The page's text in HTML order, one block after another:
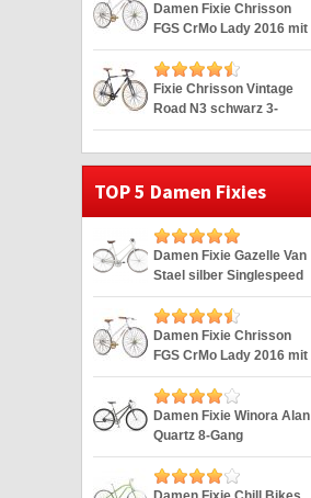
Damen Fixie Chrisson
FGS CrMo Lady 2016 mit
2G weiss 28″
Fixie Chrisson Vintage
Road N3 schwarz 3-
Gang 28″
TOP 5 Damen Fixies
Damen Fixie Gazelle Van
Stael silber Singlespeed
Silver 28″
Damen Fixie Chrisson
FGS CrMo Lady 2016 mit
2G weiss 28″
Damen Fixie Winora Alan
Quartz 8-Gang
Singlespeed 28“